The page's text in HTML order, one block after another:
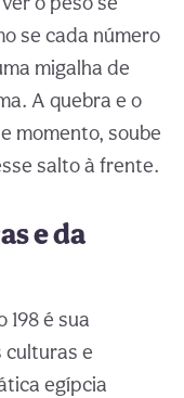
se cada número
migalha de
A quebra e o
momento, soube
salto à frente.
e da
198 é sua
culturas e
egípcia